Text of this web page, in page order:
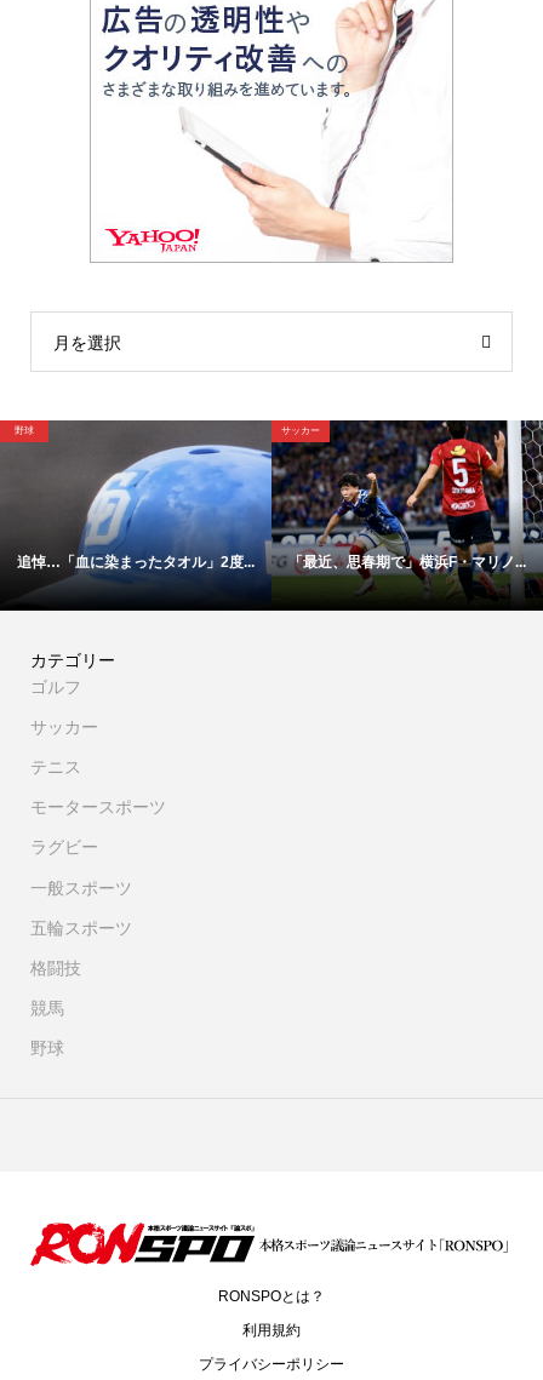
月を選択
野球
追悼…「血に染まったタオル」2度...
サッカー
「最近、思春期で」横浜F・マリノ...
カテゴリー
ゴルフ
サッカー
テニス
モータースポーツ
ラグビー
一般スポーツ
五輪スポーツ
格闘技
競馬
野球
RONSPOとは？
利用規約
プライバシーポリシー